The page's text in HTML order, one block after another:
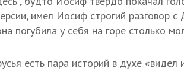
имел Иосиф строгий разговор
погубила у себя на горе столько
есть пара историй в духе «видел